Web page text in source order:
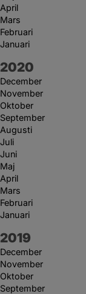
April
Mars
Februari
Januari
År:
2020
December
November
Oktober
September
Augusti
Juli
Juni
Maj
April
Mars
Februari
Januari
År:
2019
December
November
Oktober
September